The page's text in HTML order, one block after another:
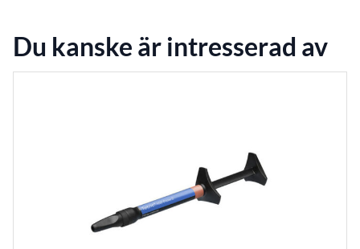
Du kanske är intresserad av